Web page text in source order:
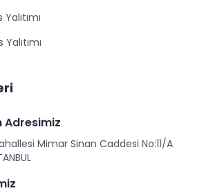
Adresimiz
Mimar Sinan Caddesi No:11/A